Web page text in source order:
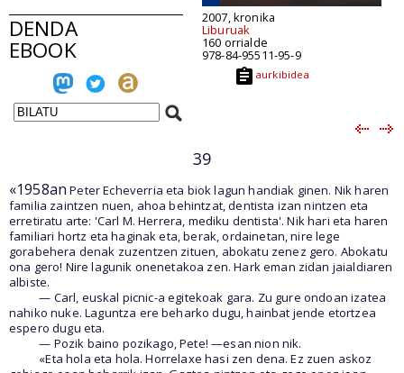
DENDA
EBOOK
2007, kronika
Liburuak
160 orrialde
978-84-95511-95-9
aurkibidea
39
«1958an Peter Echeverria eta biok lagun handiak ginen. Nik haren
familia zaintzen nuen, ahoa behintzat, dentista izan nintzen eta
erretiratu arte: 'Carl M. Herrera, mediku dentista'. Nik hari eta haren
familiari hortz eta haginak eta, berak, ordainetan, nire lege
gorabehera denak zuzentzen zituen, abokatu zenez gero. Abokatu
ona gero! Nire lagunik onenetakoa zen. Hark eman zidan jaialdiaren
albiste.
— Carl, euskal picnic-a egitekoak gara. Zu gure ondoan izatea
nahiko nuke. Laguntza ere beharko dugu, hainbat jende etortzea
espero dugu eta.
— Pozik baino pozikago, Pete! —esan nion nik.
«Eta hola eta hola. Horrelaxe hasi zen dena. Ez zuen askoz